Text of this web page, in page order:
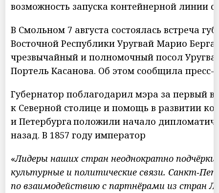
возможность запуска контейнерной линии
В Смольном 7 августа состоялась встреча
Восточной Республики Уругвай Марио
чрезвычайный и полномочный посол
Портель Касанова. Об этом сообщила
Губернатор поблагодарил мэра за первый
к Северной столице и помощь в развитии
и Петербурга положили начало
назад. В 1857 году император
«Лидеры наших стран неоднократно
культурные и политические связи.
по взаимодействию с партнёрами из стран